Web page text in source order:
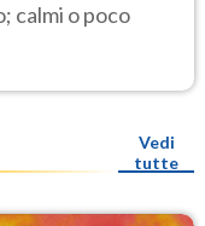
calmi o poco
Vedi
tutte